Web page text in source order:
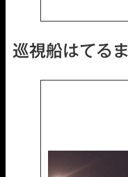
巡視船はてる